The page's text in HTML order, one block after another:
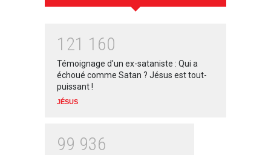
1 21 1 60
Témoignage d'un ex-sataniste : Qui a
échoué comme Satan ? Jésus est tout-
puissant !
JÉSUS
99 936